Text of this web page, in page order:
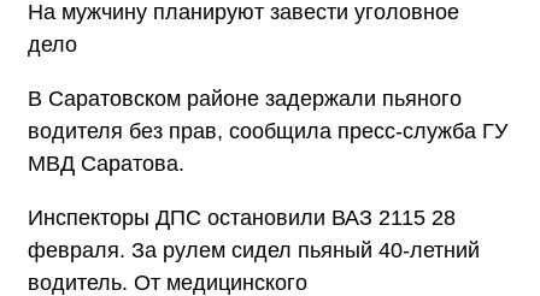
На мужчину планируют завести уголовное
дело
В Саратовском районе задержали пьяного
водителя без прав, сообщила пресс-служба ГУ
МВД Саратова.
Инспекторы ДПС остановили ВАЗ 2115 28
февраля. За рулем сидел пьяный 40-летний
водитель. От медицинского